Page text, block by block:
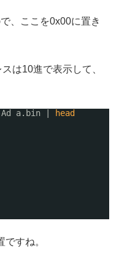
、ここを0x00に置き
は10進で表示して、
a.bin |
head
すね。